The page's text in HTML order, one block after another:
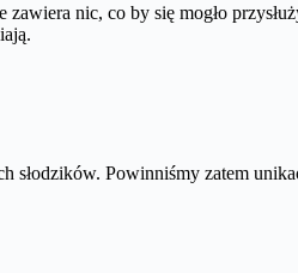
nic, co by się mogło
słodzików. Powinniśmy zatem